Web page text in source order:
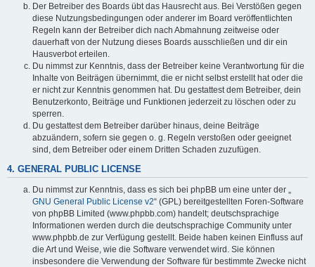
Der Betreiber des Boards übt das Hausrecht aus. Bei Verstößen gegen
diese Nutzungsbedingungen oder anderer im Board veröffentlichten
Regeln kann der Betreiber dich nach Abmahnung zeitweise oder
dauerhaft von der Nutzung dieses Boards ausschließen und dir ein
Hausverbot erteilen.
Du nimmst zur Kenntnis, dass der Betreiber keine Verantwortung für die
Inhalte von Beiträgen übernimmt, die er nicht selbst erstellt hat oder die
er nicht zur Kenntnis genommen hat. Du gestattest dem Betreiber, dein
Benutzerkonto, Beiträge und Funktionen jederzeit zu löschen oder zu
sperren.
Du gestattest dem Betreiber darüber hinaus, deine Beiträge
abzuändern, sofern sie gegen o. g. Regeln verstoßen oder geeignet
sind, dem Betreiber oder einem Dritten Schaden zuzufügen.
4. GENERAL PUBLIC LICENSE
Du nimmst zur Kenntnis, dass es sich bei phpBB um eine unter der „
GNU General Public License v2“ (GPL) bereitgestellten Foren-Software
von phpBB Limited (www.phpbb.com) handelt; deutschsprachige
Informationen werden durch die deutschsprachige Community unter
www.phpbb.de zur Verfügung gestellt. Beide haben keinen Einfluss auf
die Art und Weise, wie die Software verwendet wird. Sie können
insbesondere die Verwendung der Software für bestimmte Zwecke nicht